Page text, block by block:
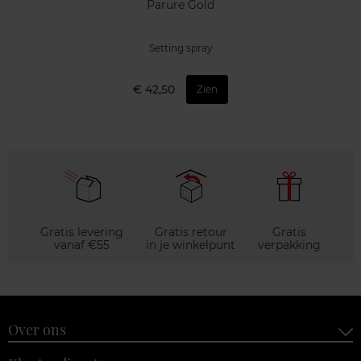
Parure Gold
Setting spray
€ 42,50 Zien
Gratis levering
vanaf €55
Gratis retour
in je winkelpunt
Gratis
verpakking
Over ons